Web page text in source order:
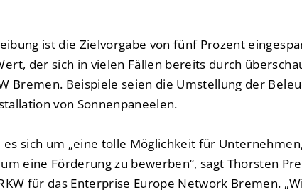
ist die Zielvorgabe von fünf Prozent
der sich in vielen Fällen bereits durch
Bremen. Beispiele seien die Umstellung der
von Sonnenpaneelen.
sich um „eine tolle Möglichkeit für
eine Förderung zu bewerben“, sagt Thorsten
für das Enterprise Europe Network Bremen.